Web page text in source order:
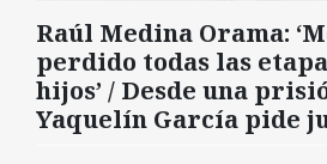
Raúl Medina Orama:
perdido todas las
hijos’ / Desde una
Yaquelín García pide